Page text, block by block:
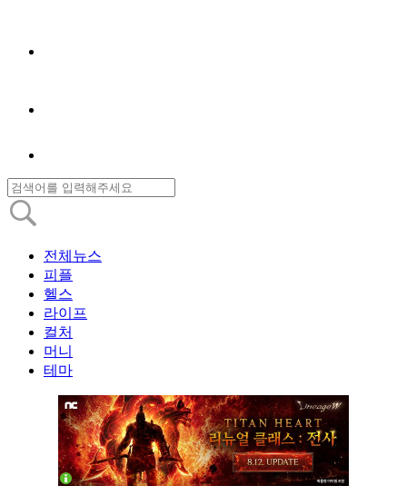
전체뉴스
피플
헬스
라이프
컬처
머니
테마